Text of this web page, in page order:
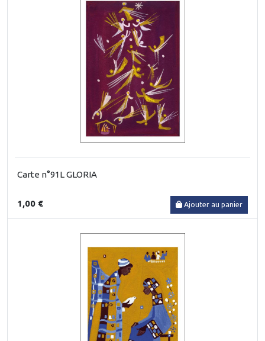
Carte n°91L GLORIA
1,00 € Ajouter au panier